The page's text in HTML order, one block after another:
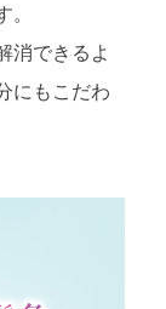
消できるよ
にもこだわ